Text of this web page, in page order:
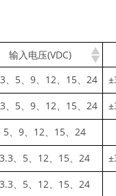
输入电压(VDC)
、5、9、12、15、24
、5、9、12、15、24
5、9、12、15、24
3.3、5、12、15、24
3.3、5、12、15、24